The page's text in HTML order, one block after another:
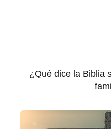
¿Qué dice la Biblia